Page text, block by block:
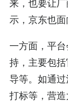
来，也要让
示，京东也面
一方面，平
持，主要包
导等。如通
打标等，营